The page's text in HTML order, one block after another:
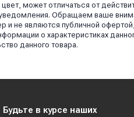
может отличаться от
Обращаем ваше
и не являются публичной
о характеристиках
данного товара.
Будьте в курсе наших